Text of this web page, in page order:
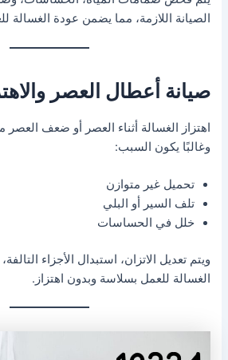
الصيانة اللازمة، مما يضمن عودة الغسالة
صيانة أعطال العصر
اهتزاز الغسالة أثناء العصر أو ضعف
وغالبًا يكون السبب:
تحميل غير متوازن
تلف السير أو البلي
خلل في الحساسات
ويتم تعديل الاتزان، استبدال الأجزاء
الغسالة للعمل بسلاسة وبدون اهتزاز.